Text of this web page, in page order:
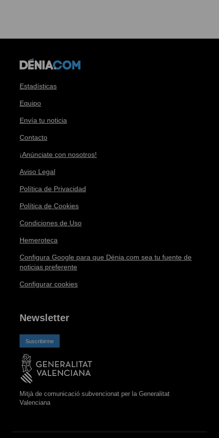
Estadísticas
Equipo
Envía tu noticia
Contacto
¡Anúnciate con nosotros!
Aviso Legal
Política de Privacidad
Política de Cookies
Condiciones de Uso
Hemeroteca
Configura Google para que Dénia.com sea tu fuente de
noticias preferente
Configurar cookies
Newsletter
Suscribirme
Mitjà de comunicació subvencionat per la Generalitat
Valenciana